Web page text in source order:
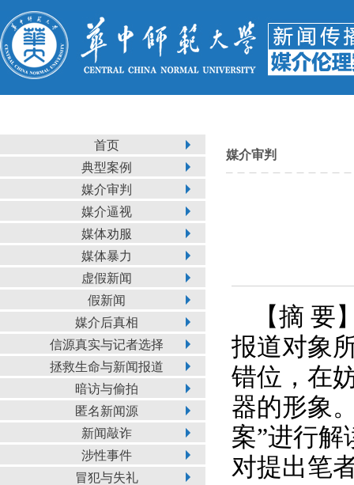
首页
典型案例
媒介审判
媒介逼视
媒体劝服
媒体暴力
虚假新闻
假新闻
媒介后真相
信源真实与记者选择
拯救生命与新闻报道
暗访与偷拍
匿名新闻源
新闻敲诈
涉性事件
冒犯与失礼
媒介审判
【摘
报道对象
错位，在
器的形象
案”进行
对提出笔